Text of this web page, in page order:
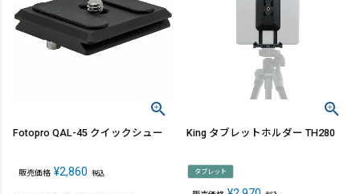
Fotopro QAL-45 クイックシュー
販売価格 ¥2,860 税込
King タブレットホルダー TH280
タブレット